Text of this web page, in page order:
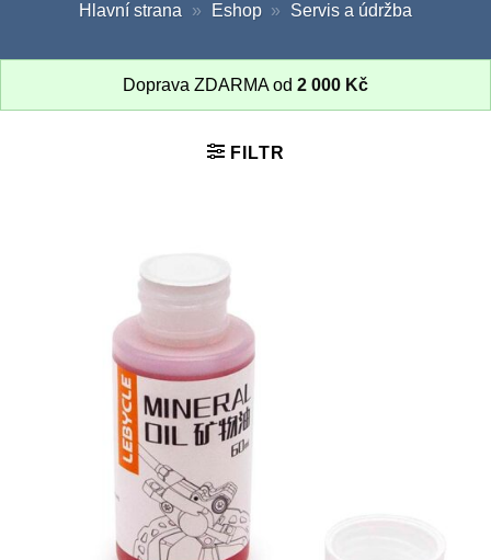
Hlavní strana » Eshop » Servis a údržba
Doprava ZDARMA od 2 000 Kč
FILTR